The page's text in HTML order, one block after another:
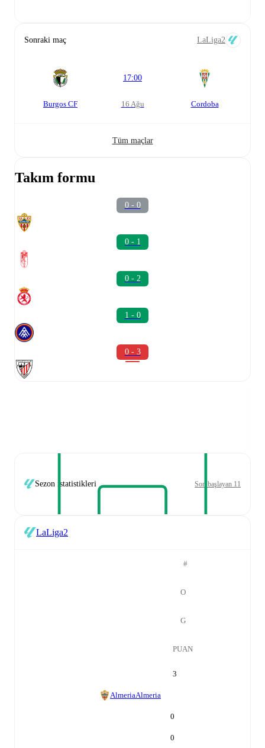
Sonraki maç LaLiga2
Burgos CF
17:00
16 Ağu Cordoba
Tüm maçlar
Takım formu
0 - 0
0 - 1
0 - 2
1 - 0
0 - 3
Sezon istatistikleri Son başlayan 11
LaLiga2
#
O
G
PUAN
3
AlmeriaAlmeria
0
0